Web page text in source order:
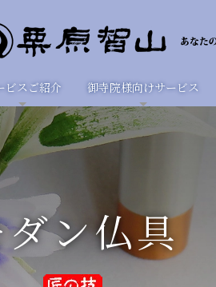
ビスご紹介 御寺院様向けサービス
ン仏具